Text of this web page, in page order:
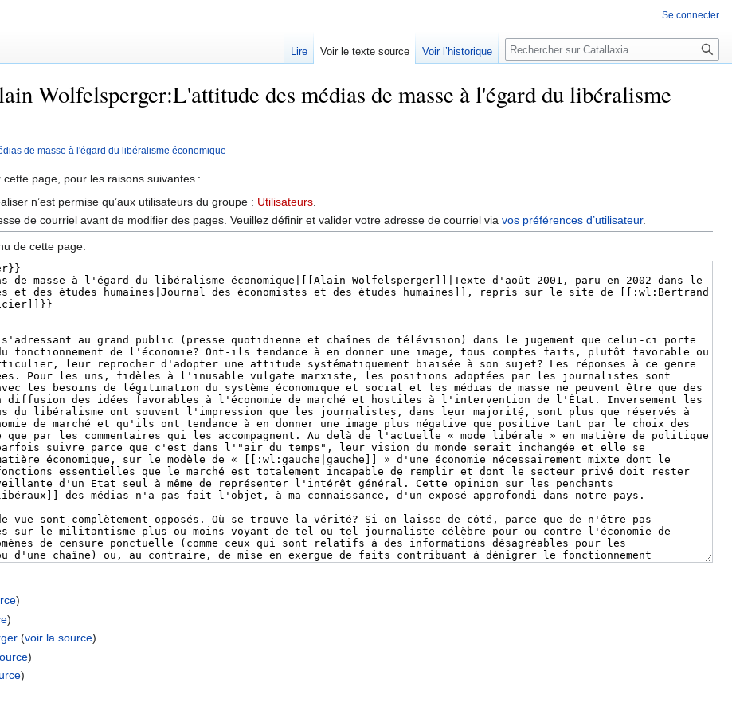
Wolfelsperger:L'attitude des médias de masse à l'égard du libéralisme
de masse à l'égard du libéralisme économique
page, pour les raisons suivantes :
n’est permise qu’aux utilisateurs du groupe : Utilisateurs
de courriel avant de modifier des pages. Veuillez définir et valider votre adresse de courriel viavos préférences d’utilisateur.
de cette page.
)
)
(voir la source)
)
)
Se connecter
Lire Voir le texte source Voir l’historique Rechercher